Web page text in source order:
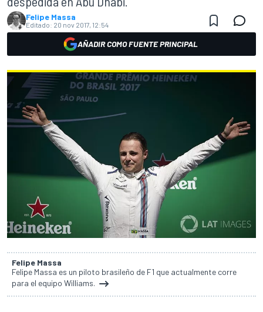
Felipe Massa
Editado: 20 nov 2017, 12:54
AÑADIR COMO FUENTE PRINCIPAL
Felipe Massa
Felipe Massa es un piloto brasileño de F1 que actualmente corre
para el equipo Williams.